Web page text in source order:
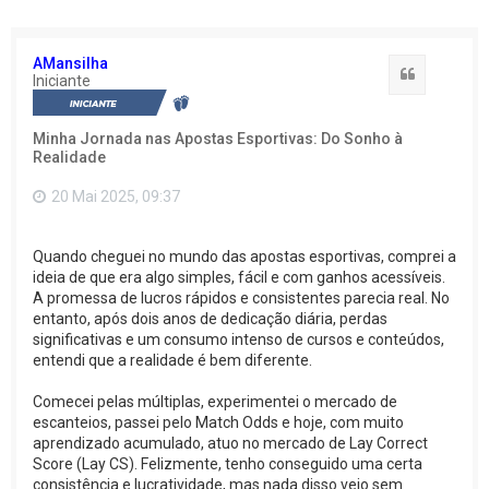
AMansilha
Iniciante
Minha Jornada nas Apostas Esportivas: Do Sonho à
Realidade
20 Mai 2025, 09:37
Quando cheguei no mundo das apostas esportivas, comprei a
ideia de que era algo simples, fácil e com ganhos acessíveis.
A promessa de lucros rápidos e consistentes parecia real. No
entanto, após dois anos de dedicação diária, perdas
significativas e um consumo intenso de cursos e conteúdos,
entendi que a realidade é bem diferente.
Comecei pelas múltiplas, experimentei o mercado de
escanteios, passei pelo Match Odds e hoje, com muito
aprendizado acumulado, atuo no mercado de Lay Correct
Score (Lay CS). Felizmente, tenho conseguido uma certa
consistência e lucratividade, mas nada disso veio sem